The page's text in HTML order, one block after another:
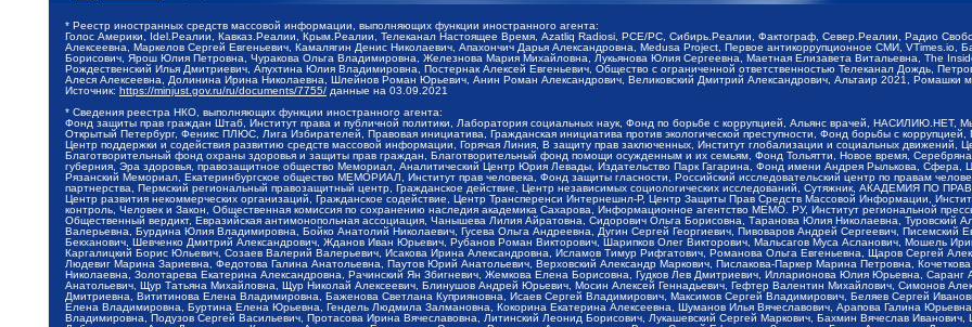
* Реестр иностранных средств массовой информации, выполняющих функции иностранного агента:
Голос Америки, Idel.Реалии, Кавказ.Реалии, Крым.Реалии, Телеканал Настоящее Время, Azatliq Radiosi, PCE/PC, Сибирь.Реалии, Фактограф, Север.Реалии, Радио
Алексеевна, Маркелов Сергей Евгеньевич, Камалягин Денис Николаевич, Апахончич Дарья Александровна, Medusa Project, Первое антикоррупционное СМИ,
Борисович, Ярош Юлия Петровна, Чуракова Ольга Владимировна, Железнова Мария Михайловна, Лукьянова Юлия Сергеевна, Маетная Елизавета Витальевна, The
Рождественский Илья Дмитриевич, Апухтина Юлия Владимировна, Постернак Алексей Евгеньевич, Общество с ограниченной ответственностью Телеканал Дождь,
Алеся Алексеевна, Долинина Ирина Николаевна, Шлейнов Роман Юрьевич, Анин Роман Александрович, Великовский Дмитрий Александрович, Альтаир 2021, Ромашки
Источник: https://minjust.gov.ru/ru/documents/7755/ данные на 03.09.2021
* Сведения реестра НКО, выполняющих функции иностранного агента:
Фонд защиты прав граждан Штаб, Институт права и публичной политики, Лаборатория социальных наук, Фонд по борьбе с коррупцией, Альянс врачей,
Открытый Петербург, Феникс ПЛЮС, Лига Избирателей, Правовая инициатива, Гражданская инициатива против экологической преступности, Фонд борьбы с
Центр поддержки и содействия развитию средств массовой информации, Горячая Линия, В защиту прав заключенных, Институт глобализации и социальных
Благотворительный фонд охраны здоровья и защиты прав граждан, Благотворительный фонд помощи осужденным и их семьям, Фонд Тольятти, Новое время,
губерния, Эра здоровья, правозащитное общество Мемориал, Аналитический Центр Юрия Левады, Издательство Парк Гагарина, Фонд имени Андрея Рылькова,
Рязанский Мемориал, Екатеринбургское общество МЕМОРИАЛ, Институт прав человека, Фонд защиты гласности, Российский исследовательский центр по правам
партнерства, Пермский региональный правозащитный центр, Гражданское действие, Центр независимых социологических исследований, Сутяжник, АКАДЕМИЯ ПО
Центр развития некоммерческих организаций, Гражданское содействие, Центр Трансперенси Интернешнл-Р, Центр Защиты Прав Средств Массовой Информации,
контроль, Человек и Закон, Общественная комиссия по сохранению наследия академика Сахарова, Информационное агентство МЕМО. РУ, Институт региональной
Общественный вердикт, Евразийская антимонопольная ассоциация, Чанышева Лилия Айратовна, Сидорович Ольга Борисовна, Таранова Юлия Николаевна, Туровский
Валерьевна, Бурдина Юлия Владимировна, Бойко Анатолий Николаевич, Гусева Ольга Андреевна, Дугин Сергей Георгиевич, Пивоваров Андрей Сергеевич, Писемский
Бекханович, Шевченко Дмитрий Александрович, Жданов Иван Юрьевич, Рубанов Роман Викторович, Шарипков Олег Викторович, Мальсагов Муса Асланович, Мошель
Каргалицкий Борис Юльевич, Созаев Валерий Валерьевич, Исакова Ирина Александровна, Исламов Тимур Рифгатович, Романова Ольга Евгеньевна, Щаров Сергей
Людевиг Марина Зариевна, Федотова Галина Анатольевна, Паутов Юрий Анатольевич, Верховский Александр Маркович, Пислакова-Паркер Марина Петровна,
Николаевна, Золотарева Екатерина Александровна, Рачинский Ян Збигневич, Жемкова Елена Борисовна, Гудков Лев Дмитриевич, Илларионова Юлия Юрьевна,
Анатольевич, Щур Татьяна Михайловна, Щур Николай Алексеевич, Блинушов Андрей Юрьевич, Мосин Алексей Геннадьевич, Гефтер Валентин Михайлович, Симонов
Дмитриевна, Вититинова Елена Владимировна, Баженова Светлана Куприяновна, Исаев Сергей Владимирович, Максимов Сергей Владимирович, Беляев Сергей
Елена Владимировна, Буртина Елена Юрьевна, Гендель Людмила Залмановна, Кокорина Екатерина Алексеевна, Шуманов Илья Вячеславович, Арапова Галина
Владимировна, Подузов Сергей Васильевич, Протасова Ирина Вячеславовна, Литинский Леонид Борисович, Лукашевский Сергей Маркович, Бахмин Вячеслав